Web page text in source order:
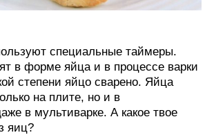
специальные таймеры.
в форме яйца и в процессе варки
степени яйцо сварено. Яйца
на плите, но и в
в мультиварке. А какое твое
яиц?